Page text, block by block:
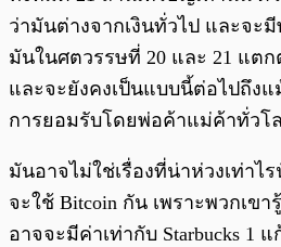
ว่ามันต่างจากเงินทั่วไป และจะ
มันในศตวรรษที่ 20 และ 21 แตก
และจะยังคงเป็นแบบนี้ต่อไปถึงแ
การยอมรับโดยพ่อค้าแม่ค้าทั่วโ
มันอาจไม่ใช่เรื่องที่น่าห่วงเท่า
จะใช้ Bitcoin กัน เพราะพวกเข
อาจจะมีค่าเท่ากับ Starbucks 1